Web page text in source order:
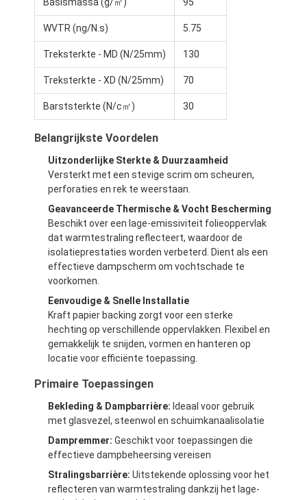
Huis
Producten
Fabrieksreis
Kwaliteitscontrole
Contacteer ons
Zelfklevende Isolatieband
De Isolatieband van de glasdoek
WVTR (ng/N.s) 5.75
Treksterkte - MD (N/25mm) 130
Treksterkte - XD (N/25mm) 70
Barststerkte (N/c㎡) 30
Belangrijkste Voordelen
Uitzonderlijke Sterkte & Duurzaamheid
Versterkt met een stevige scrim om scheuren,
perforaties en rek te weerstaan.
Geavanceerde Thermische & Vocht Bescherming
Beschikt over een lage-emissiviteit folieoppervlak
dat warmtestraling reflecteert, waardoor de
isolatieprestaties worden verbeterd. Dient als een
effectieve dampscherm om vochtschade te
voorkomen.
Eenvoudige & Snelle Installatie
Kraft papier backing zorgt voor een sterke
hechting op verschillende oppervlakken. Flexibel en
gemakkelijk te snijden, vormen en hanteren op
locatie voor efficiënte toepassing.
Primaire Toepassingen
Bekleding & Dampbarrière: Ideaal voor gebruik
met glasvezel, steenwol en schuimkanaalisolatie
Dampremmer: Geschikt voor toepassingen die
effectieve dampbeheersing vereisen
Stralingsbarrière: Uitstekende oplossing voor het
reflecteren van warmtestraling dankzij het lage-